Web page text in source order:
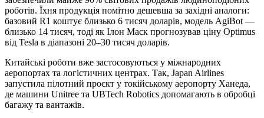
роботів. Їхня продукція помітно дешевша за західні аналоги:
базовий R1 коштує близько 6 тисяч доларів, модель AgiBot —
близько 14 тисяч, тоді як Ілон Маск прогнозував ціну Optimus
від Tesla в діапазоні 20–30 тисяч доларів.
Китайські роботи вже застосовуються у міжнародних
аеропортах та логістичних центрах. Так, Japan Airlines
запустила пілотний проєкт у токійському аеропорту Ханеда,
де машини Unitree та UBTech Robotics допомагають в обробці
багажу та вантажів.